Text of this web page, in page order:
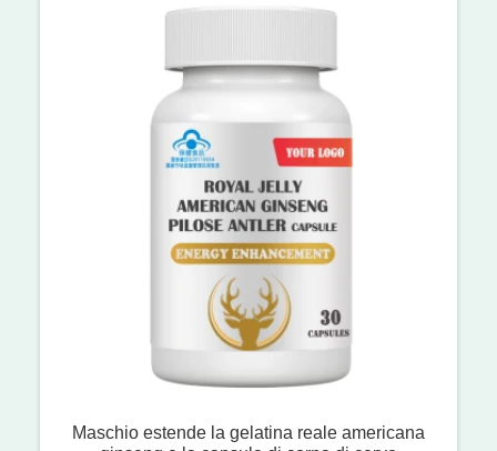
Maschio estende la gelatina reale americana